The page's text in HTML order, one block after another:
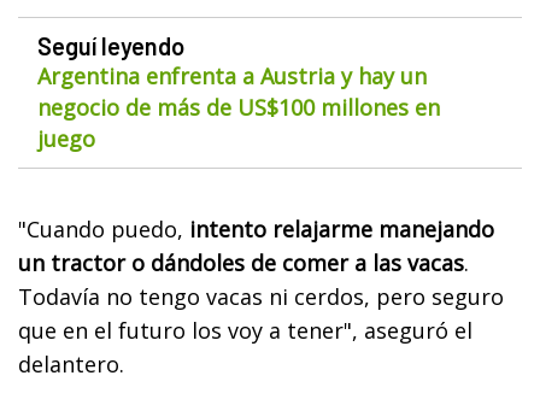
Seguí leyendo
Argentina enfrenta a Austria y hay un
negocio de más de US$100 millones en
juego
"Cuando puedo, intento relajarme manejando
un tractor o dándoles de comer a las vacas.
Todavía no tengo vacas ni cerdos, pero seguro
que en el futuro los voy a tener", aseguró el
delantero.